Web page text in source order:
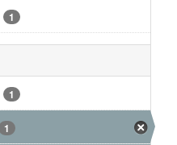
1
1
1